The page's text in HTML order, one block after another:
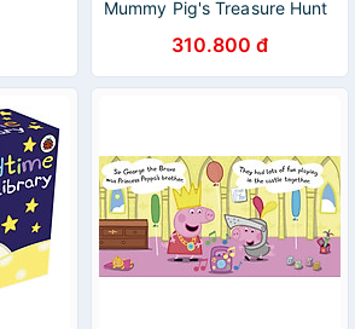
Mummy Pig's Treasure Hunt
310.800 đ